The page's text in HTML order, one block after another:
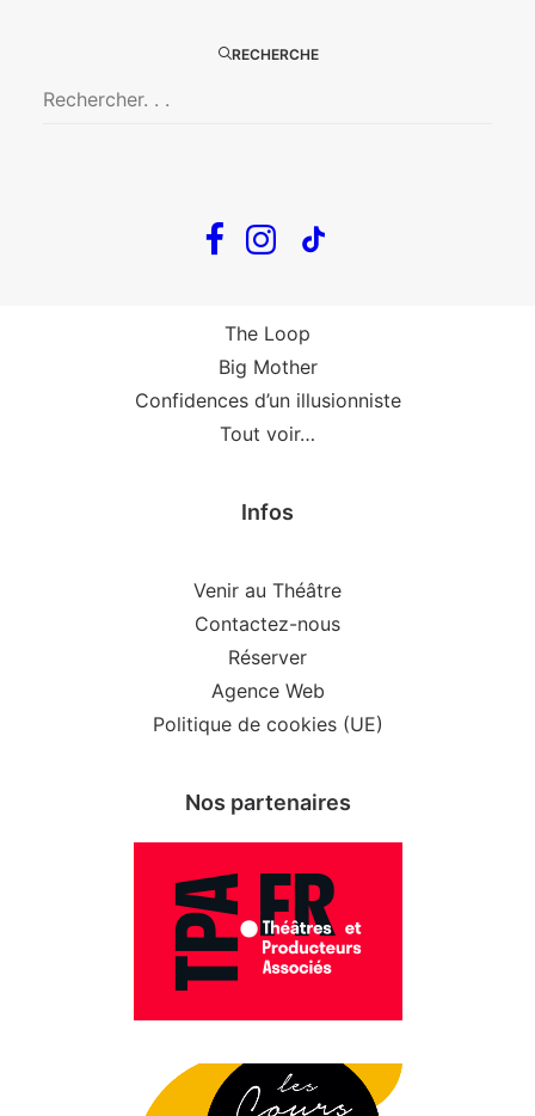
RECHERCHE
Big Mother
Le goût de la framboise
En tournée
The Loop
Big Mother
Confidences d’un illusionniste
Tout voir…
Infos
Venir au Théâtre
Contactez-nous
Réserver
Agence Web
Politique de cookies (UE)
Nos partenaires